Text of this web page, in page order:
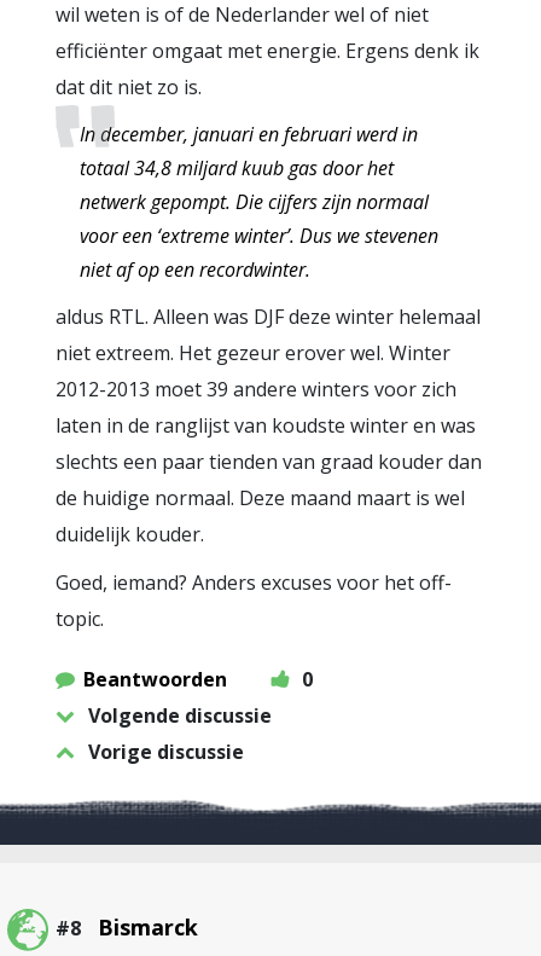
wil weten is of de Nederlander wel of niet
efficiënter omgaat met energie. Ergens denk ik
dat dit niet zo is.
In december, januari en februari werd in
totaal 34,8 miljard kuub gas door het
netwerk gepompt. Die cijfers zijn normaal
voor een ‘extreme winter’. Dus we stevenen
niet af op een recordwinter.
aldus RTL. Alleen was DJF deze winter helemaal
niet extreem. Het gezeur erover wel. Winter
2012-2013 moet 39 andere winters voor zich
laten in de ranglijst van koudste winter en was
slechts een paar tienden van graad kouder dan
de huidige normaal. Deze maand maart is wel
duidelijk kouder.
Goed, iemand? Anders excuses voor het off-
topic.
Beantwoorden
0
Volgende discussie
Vorige discussie
#8 Bismarck